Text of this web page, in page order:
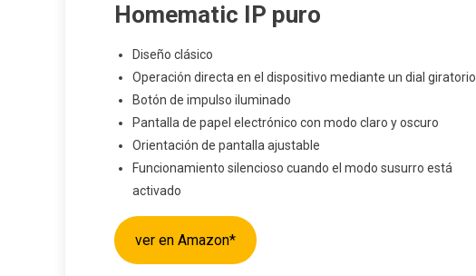
Homematic IP puro
Diseño clásico
Operación directa en el dispositivo mediante un dial giratorio
Botón de impulso iluminado
Pantalla de papel electrónico con modo claro y oscuro
Orientación de pantalla ajustable
Funcionamiento silencioso cuando el modo susurro está
activado
ver en Amazon*